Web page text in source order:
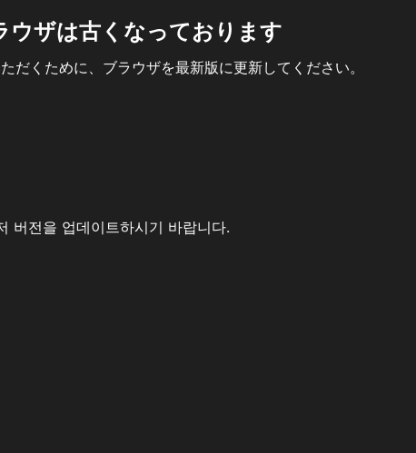
ウザは古くなっております
くために、ブラウザを最新版に更新してください。
버전을 업데이트하시기 바랍니다.